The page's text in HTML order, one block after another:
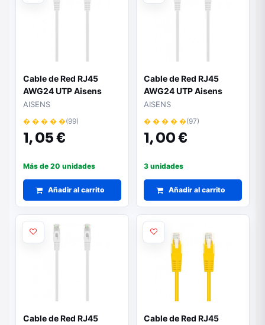
Cable de Red RJ45
AWG24 UTP Aisens
A145-0592 Cat.6A/
LSZH/ 30cm/ Blanco
AISENS
� � � � �(99)
1,05 €
Más de 20 unidades
Añadir al carrito
Cable de Red RJ45
AWG24 UTP Aisens
A145-0593 Cat.6A/
LSZH/ 50cm/ Blanco
AISENS
� � � � �(97)
1,00 €
3 unidades
Añadir al carrito
Cable de Red RJ45
Cable de Red RJ45